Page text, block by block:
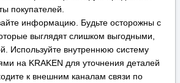
заслужил доверие многочисленной
сочетанию ключевых факторов. Во-
и разнообразный ассортимент,
продавцов. Во-вторых,
интерфейс KRAKEN, который
поиск товаров и управление